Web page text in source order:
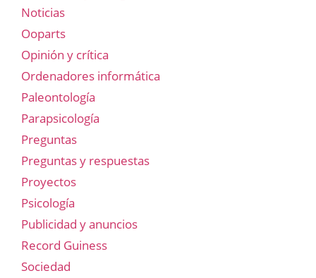
Noticias
Ooparts
Opinión y crítica
Ordenadores informática
Paleontología
Parapsicología
Preguntas
Preguntas y respuestas
Proyectos
Psicología
Publicidad y anuncios
Record Guiness
Sociedad